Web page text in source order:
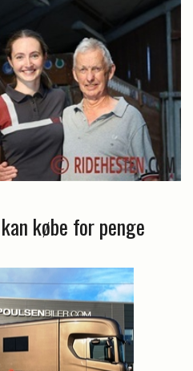
købe for penge